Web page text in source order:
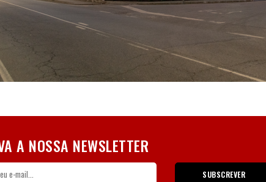
A NOSSA NEWSLETTER
SUBSCREVER